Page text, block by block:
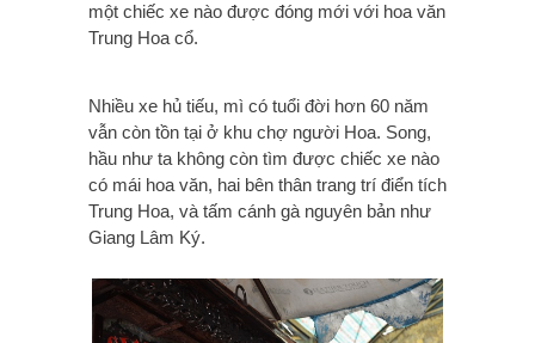
một chiếc xe nào được đóng mới với hoa văn
Trung Hoa cổ.
Nhiều xe hủ tiếu, mì có tuổi đời hơn 60 năm
vẫn còn tồn tại ở khu chợ người Hoa. Song,
hầu như ta không còn tìm được chiếc xe nào
có mái hoa văn, hai bên thân trang trí điển tích
Trung Hoa, và tấm cánh gà nguyên bản như
Giang Lâm Ký.